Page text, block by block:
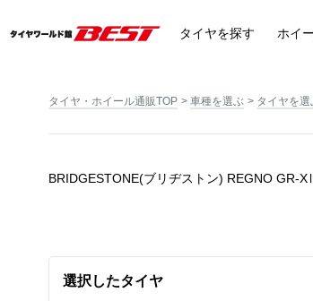
タイヤを探す ホイ
タイヤ・ホイール通販TOP 車種を選ぶ タイヤを選
BRIDGESTONE(ブリヂストン) REGNO GR-
選択したタイヤ